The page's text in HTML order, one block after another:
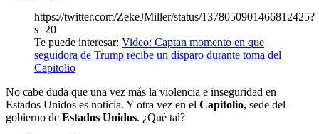
https://twitter.com/ZekeJMiller/status/1378050901466812425?
s=20
Te puede interesar: Video: Captan momento en que
seguidora de Trump recibe un disparo durante toma del
Capitolio
No cabe duda que una vez más la violencia e inseguridad en
Estados Unidos es noticia. Y otra vez en el Capitolio, sede del
gobierno de Estados Unidos. ¿Qué tal?